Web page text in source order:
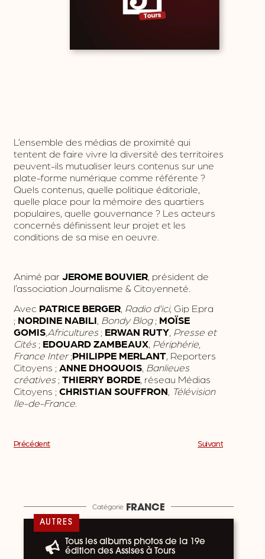
L’ensemble des médias de proximité qui
tentent de faire vivre la diversité des territoires
peuvent-ils mutualiser leurs contenus sur une
plate-forme numérique comme référente ?
Quels contenus, quelle politique éditoriale,
quelle place pour la mémoire des quartiers
populaires, quelle gouvernance ? Les acteurs
concernés définissent leur projet et les
conditions de sa mise en oeuvre.
Animé par JEROME BOUVIER, président de
l’association Journalisme & Citoyenneté.
Avec PATRICE BERGER, Radio d’ici, Gip Epra
; NORDINE NABILI Bondy Blog; MOÏSE
GOMIS, Africultures; ERWAN RUTY, Presse et
Cités; EDOUARD ZAMBEAUX, Périphérie,
France Inter;PHILIPPE MERLANT, Reporters
Citoyens ; ANNE DHOQUOIS, Banlieues
créatives; THIERRY BORDE, réseau Médias
Citoyens ; CHRISTIAN SOUFFRON Télévision
Ile-de-France.
Précédent Suivant
Catégorie FRANCE
AUTRES
Tous les albums photos de la 19e
édition des Assises à Tours